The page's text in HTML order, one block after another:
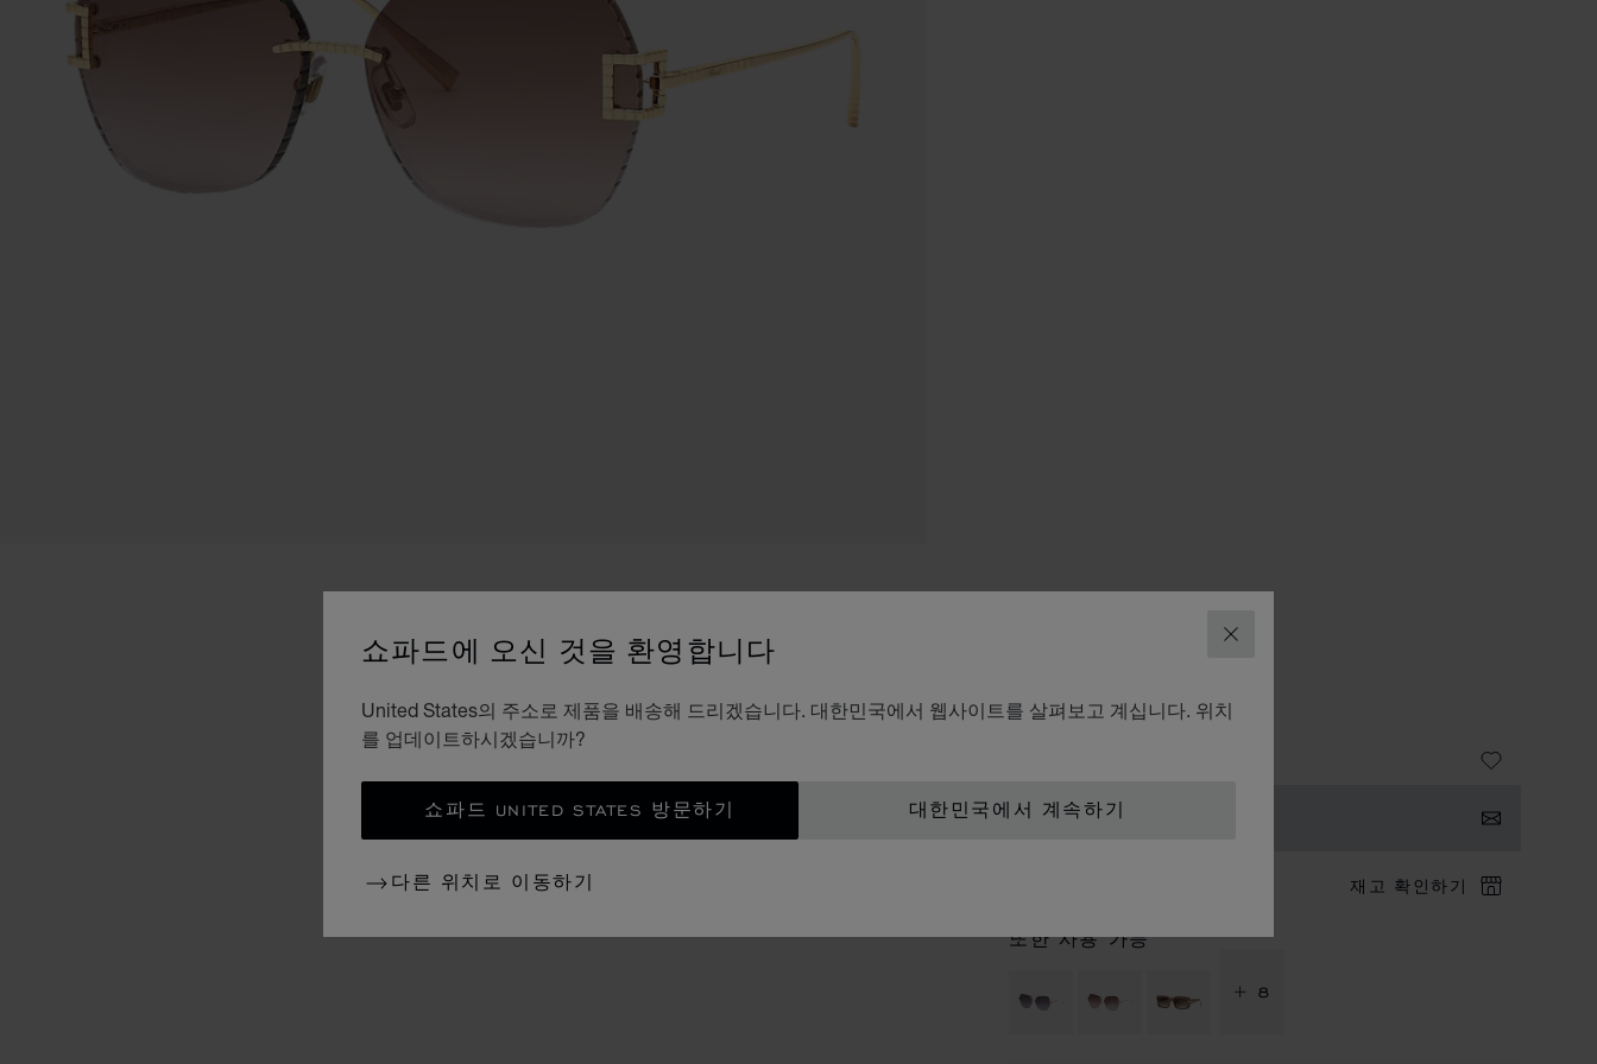
닫기
쇼파드에 오신 것을 환영합니다
United States의 주소로 제품을 배송해 드리겠습니다. 대한민국에서 웹사이트를 살펴보고 계십니다. 위치
를 업데이트하시겠습니까?
쇼파드 UNITED STATES 방문하기 대한민국에서 계속하기
다른 위치로 이동하기
SCHG31M64300G
문의하기
재고 확인하기
또한 사용 가능
+ 8